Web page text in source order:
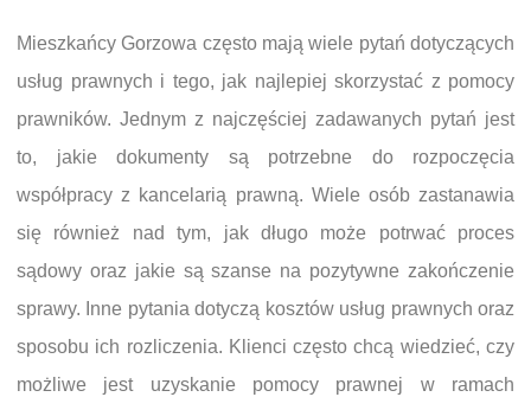
Mieszkańcy Gorzowa często mają wiele pytań dotyczących
usług prawnych i tego, jak najlepiej skorzystać z pomocy
prawników. Jednym z najczęściej zadawanych pytań jest
to, jakie dokumenty są potrzebne do rozpoczęcia
współpracy z kancelarią prawną. Wiele osób zastanawia
się również nad tym, jak długo może potrwać proces
sądowy oraz jakie są szanse na pozytywne zakończenie
sprawy. Inne pytania dotyczą kosztów usług prawnych oraz
sposobu ich rozliczenia. Klienci często chcą wiedzieć, czy
możliwe jest uzyskanie pomocy prawnej w ramach